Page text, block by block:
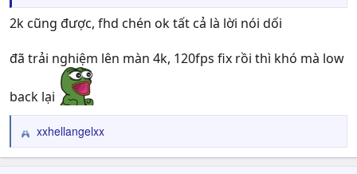
2k cũng được, fhd chén ok tất cả là lời nói dối
đã trải nghiệm lên màn 4k, 120fps fix rồi thì khó mà low
back lại
R
e
xxhellangelxx